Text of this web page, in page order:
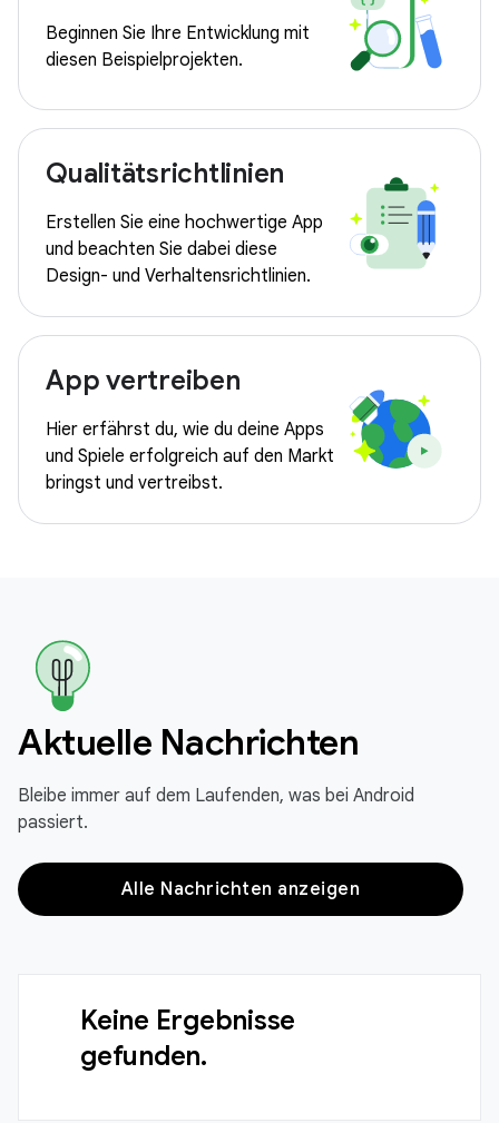
Beginnen Sie Ihre Entwicklung mit
diesen Beispielprojekten.
Qualitätsrichtlinien
Erstellen Sie eine hochwertige App
und beachten Sie dabei diese
Design- und Verhaltensrichtlinien.
App vertreiben
Hier erfährst du, wie du deine Apps
und Spiele erfolgreich auf den Markt
bringst und vertreibst.
Aktuelle Nachrichten
Bleibe immer auf dem Laufenden, was bei Android
passiert.
Alle Nachrichten anzeigen
Keine Ergebnisse
gefunden.